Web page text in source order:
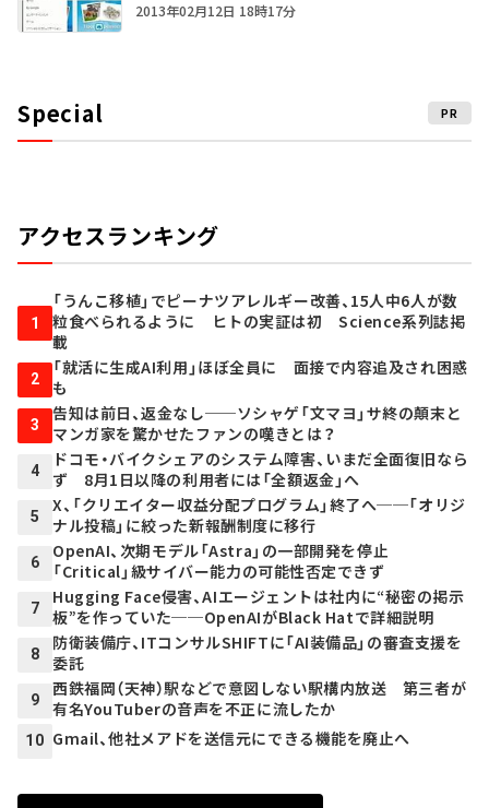
2013年02月12日 18時17分
Special PR
アクセスランキング
1
「うんこ移植」でピーナツアレルギー改善、15人中6人が数
粒食べられるように ヒトの実証は初 Science系列誌掲
載
2
「就活に生成AI利用」ほぼ全員に 面接で内容追及され困惑
も
3
告知は前日、返金なし──ソシャゲ「文マヨ」サ終の顛末と
マンガ家を驚かせたファンの嘆きとは？
4
ドコモ・バイクシェアのシステム障害、いまだ全面復旧なら
ず 8月1日以降の利用者には「全額返金」へ
5
X、「クリエイター収益分配プログラム」終了へ──「オリジ
ナル投稿」に絞った新報酬制度に移行
6
OpenAI、次期モデル「Astra」の一部開発を停止
「Critical」級サイバー能力の可能性否定できず
7
Hugging Face侵害、AIエージェントは社内に“秘密の掲示
板”を作っていた──OpenAIがBlack Hatで詳細説明
8
防衛装備庁、ITコンサルSHIFTに「AI装備品」の審査支援を
委託
9
西鉄福岡（天神）駅などで意図しない駅構内放送 第三者が
有名YouTuberの音声を不正に流したか
10 Gmail、他社メアドを送信元にできる機能を廃止へ